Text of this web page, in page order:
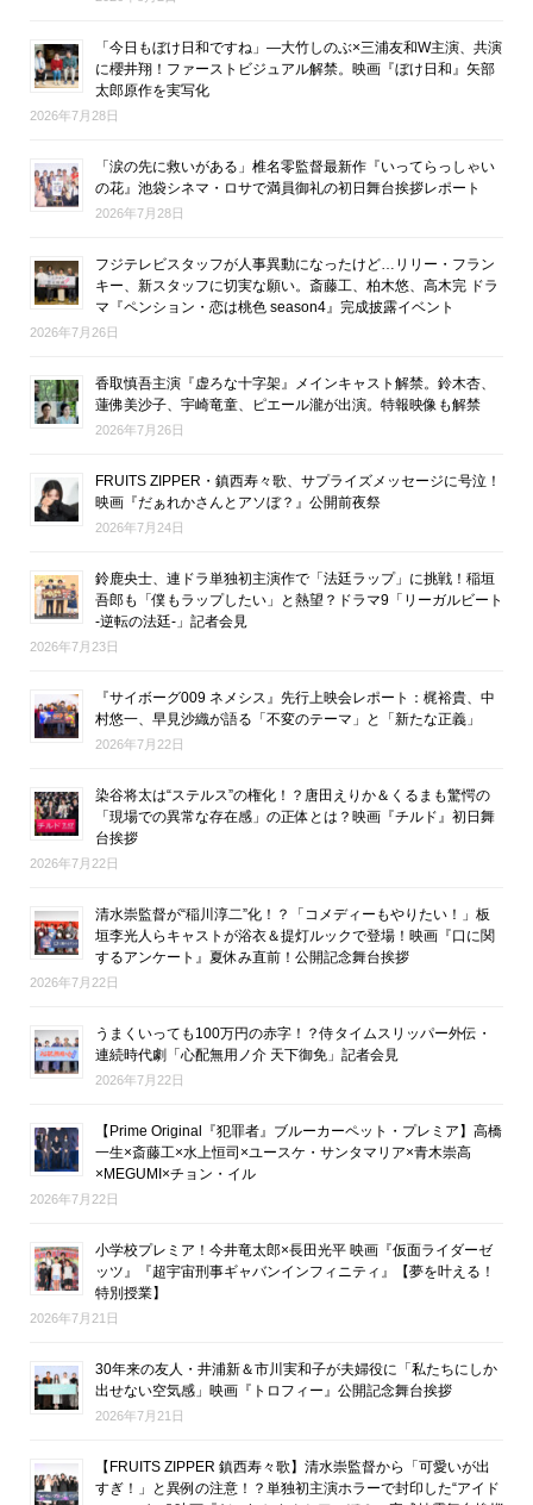
「今日もぼけ日和ですね」―大竹しのぶ×三浦友和W主演、共演
に櫻井翔！ファーストビジュアル解禁。映画『ぼけ日和』矢部
太郎原作を実写化
2026年7月28日
「涙の先に救いがある」椎名零監督最新作『いってらっしゃい
の花』池袋シネマ・ロサで満員御礼の初日舞台挨拶レポート
2026年7月28日
フジテレビスタッフが人事異動になったけど…リリー・フラン
キー、新スタッフに切実な願い。斎藤工、柏木悠、高木完 ドラ
マ『ペンション・恋は桃色 season4』完成披露イベント
2026年7月26日
香取慎吾主演『虚ろな十字架』メインキャスト解禁。鈴木杏、
蓮佛美沙子、宇崎竜童、ピエール瀧が出演。特報映像も解禁
2026年7月26日
FRUITS ZIPPER・鎮西寿々歌、サプライズメッセージに号泣！
映画『だぁれかさんとアソぼ？』公開前夜祭
2026年7月24日
鈴鹿央士、連ドラ単独初主演作で「法廷ラップ」に挑戦！稲垣
吾郎も「僕もラップしたい」と熱望？ドラマ9「リーガルビート
-逆転の法廷-」記者会見
2026年7月23日
『サイボーグ009 ネメシス』先行上映会レポート：梶裕貴、中
村悠一、早見沙織が語る「不変のテーマ」と「新たな正義」
2026年7月22日
染谷将太は“ステルス”の権化！？唐田えりか＆くるまも驚愕の
「現場での異常な存在感」の正体とは？映画『チルド』初日舞
台挨拶
2026年7月22日
清水崇監督が“稲川淳二”化！？「コメディーもやりたい！」板
垣李光人らキャストが浴衣＆提灯ルックで登場！映画『口に関
するアンケート』夏休み直前！公開記念舞台挨拶
2026年7月22日
うまくいっても100万円の赤字！？侍タイムスリッパー外伝・
連続時代劇「心配無用ノ介 天下御免」記者会見
2026年7月22日
【Prime Original『犯罪者』ブルーカーペット・プレミア】高橋
一生×斎藤工×水上恒司×ユースケ・サンタマリア×青木崇高
×MEGUMI×チョン・イル
2026年7月22日
小学校プレミア！今井竜太郎×長田光平 映画『仮面ライダーゼ
ッツ』『超宇宙刑事ギャバンインフィニティ』【夢を叶える！
特別授業】
2026年7月21日
30年来の友人・井浦新＆市川実和子が夫婦役に「私たちにしか
出せない空気感」映画『トロフィー』公開記念舞台挨拶
2026年7月21日
【FRUITS ZIPPER 鎮西寿々歌】清水崇監督から「可愛いが出
すぎ！」と異例の注意！？単独初主演ホラーで封印した“アイド